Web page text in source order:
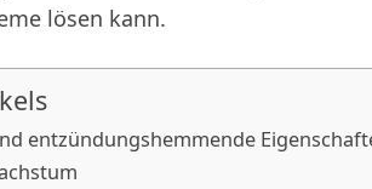
lösen kann.
entzündungshemmende